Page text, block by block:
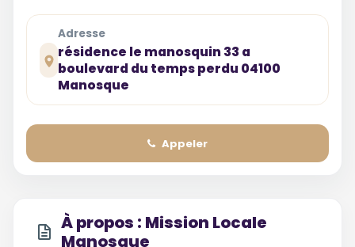
Adresse
résidence le manosquin 33 a
boulevard du temps perdu 04100
Manosque
Appeler
À propos : Mission Locale
Manosque